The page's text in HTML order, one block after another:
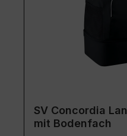
SV Concordia
mit Bodenfach